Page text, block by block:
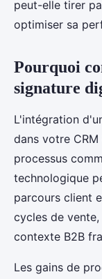
peut-elle tirer
optimiser sa
Pourquoi
signature
L'intégration
dans votre
processus
technologique
parcours client
cycles de
contexte B2B
Les gains de